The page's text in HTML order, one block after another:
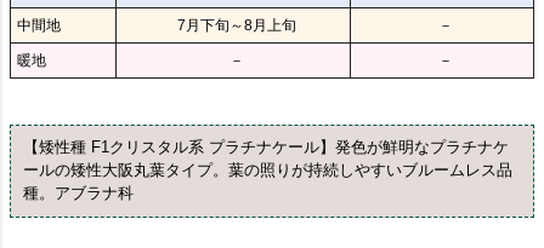
中間地 7月下旬～8月上旬 －
暖地 － －
【矮性種 F1クリスタル系 プラチナケール】発色が鮮明なプラチナケ
ールの矮性大阪丸葉タイプ。葉の照りが持続しやすいブルームレス品
種。アブラナ科